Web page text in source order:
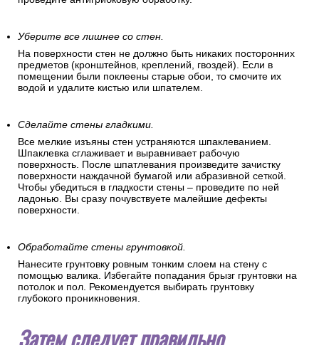
На стенах, которые имеют внешний контакт с улицей, могут
появляться капли влаги, запах сырости и грибок. Если вы
обнаружили в помещении такие признаки – устраните
причины высокой влажности. При необходимости
проведите антигрибковую обработку.
На поверхности стен не должно быть никаких посторонних
предметов (кронштейнов, креплений, гвоздей). Если в
помещении были поклеены старые обои, то смочите их
водой и удалите кистью или шпателем.
Сделайте стены гладкими.
Все мелкие изъяны стен устраняются шпаклеванием.
поверхность. После шпатлевания произведите зачистку
поверхности наждачной бумагой или абразивной сеткой.
Чтобы убедиться в гладкости стены – проведите по ней
ладонью. Вы сразу почувствуете малейшие дефекты
поверхности.
Нанесите грунтовку ровным тонким слоем на стену с